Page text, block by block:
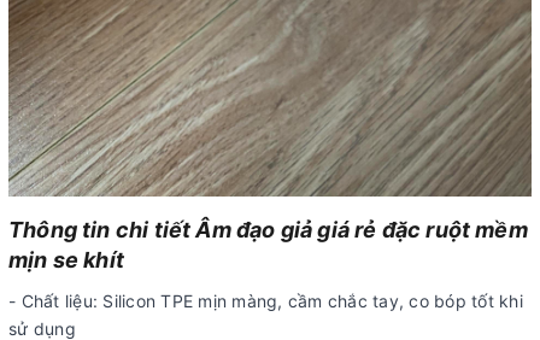
Thông tin chi tiết Âm đạo giả giá rẻ đặc ruột mềm
mịn se khít
- Chất liệu: Silicon TPE mịn màng, cầm chắc tay, co bóp tốt khi
sử dụng